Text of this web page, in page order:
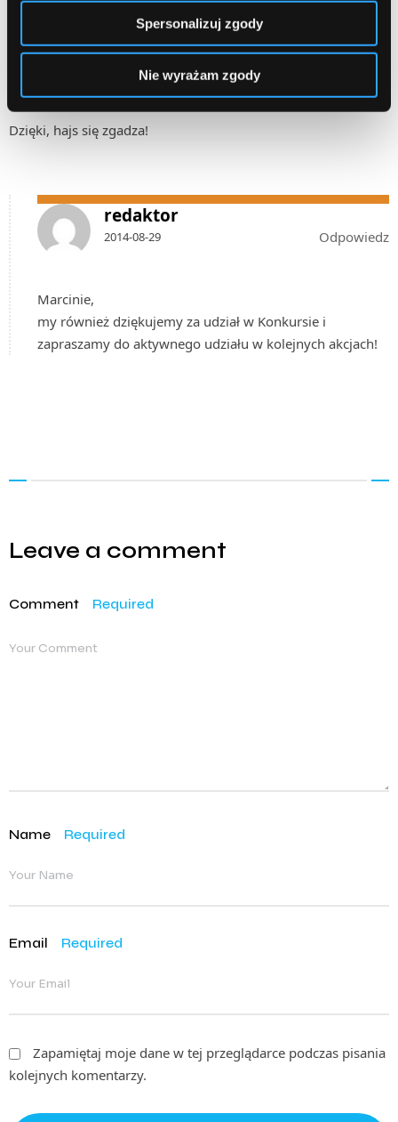
Spersonalizuj zgody
Nie wyrażam zgody
MarcinM
Dzięki, hajs się zgadza!
redaktor
2014-08-29 Odpowiedz
Marcinie,
my również dziękujemy za udział w Konkursie i
zapraszamy do aktywnego udziału w kolejnych akcjach!
Leave a comment
Comment Required
Name Required
Email Required
Zapamiętaj moje dane w tej przeglądarce podczas pisania
kolejnych komentarzy.